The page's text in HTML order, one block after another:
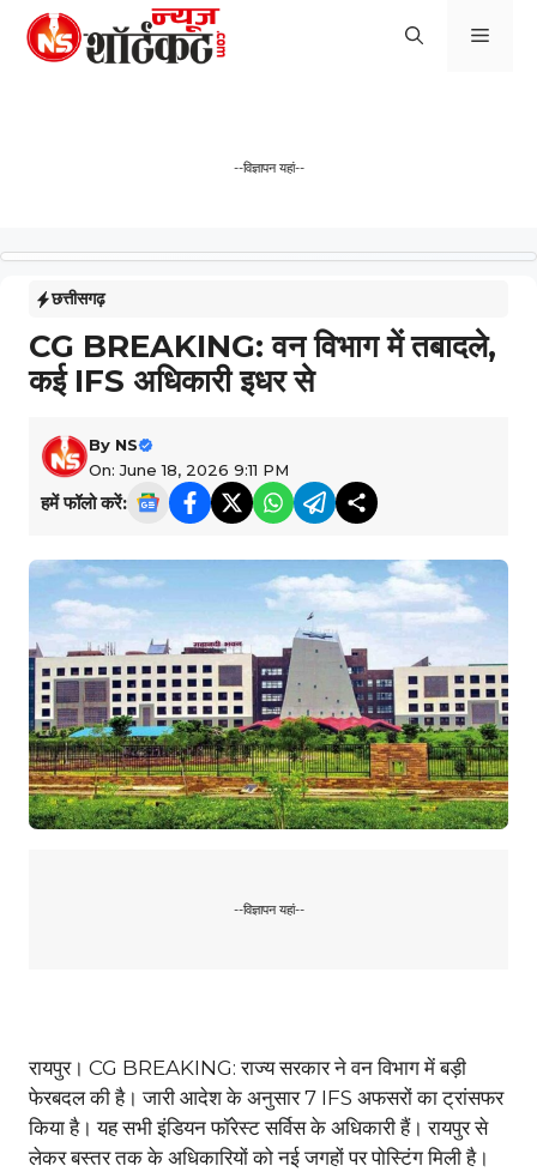
Skip
--विज्ञापन यहां--
छत्तीसगढ़
CG BREAKING: वन विभाग में तबादले,
कई IFS अधिकारी इधर से
By NS
On: June 18, 2026 9:11 PM
हमें फॉलो करें:
--विज्ञापन यहां--
रायपुर। CG BREAKING: राज्य सरकार ने वन विभाग में बड़ी
फेरबदल की है। जारी आदेश के अनुसार 7 IFS अफसरों का ट्रांसफर
किया है। यह सभी इंडियन फॉरेस्ट सर्विस के अधिकारी हैं। रायपुर से
लेकर बस्तर तक के अधिकारियों को नई जगहों पर पोस्टिंग मिली है।